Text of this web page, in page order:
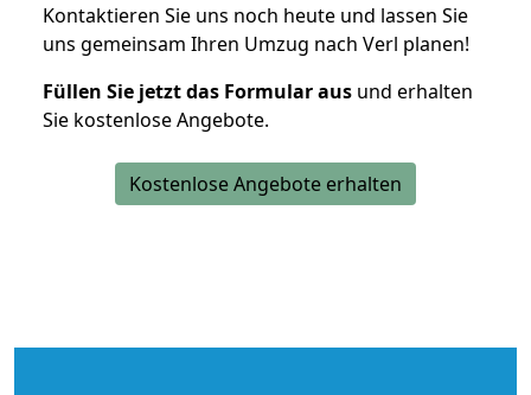
Kontaktieren Sie uns noch heute und lassen Sie
uns gemeinsam Ihren Umzug nach Verl planen!
Füllen Sie jetzt das Formular aus und erhalten
Sie kostenlose Angebote.
Kostenlose Angebote erhalten